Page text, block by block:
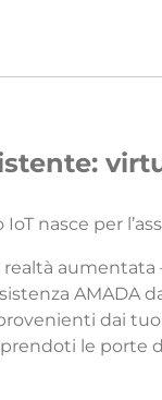
nasce per
dai
le porte